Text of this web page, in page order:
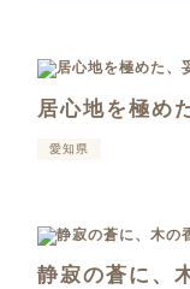
居心地を極め
愛知県
静寂の蒼に、